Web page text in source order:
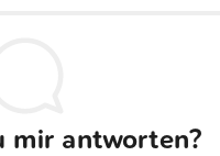
mir antworten?